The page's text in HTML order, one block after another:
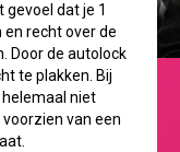
dat je 1
recht over de
Door de autolock
te plakken. Bij
niet
van een